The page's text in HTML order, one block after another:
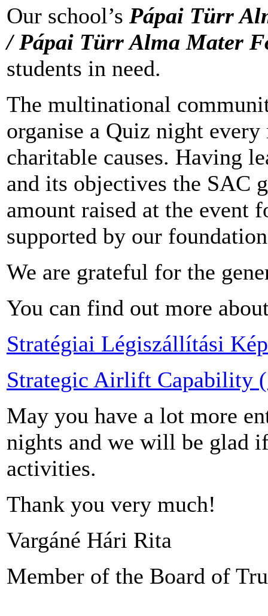
Our school’s Pápai Türr
/ Pápai Türr Alma Mater
students in need.
The multinational
organise a Quiz night
charitable causes. Having
and its objectives the SAC
amount raised at the event
supported by our
We are grateful for the
You can find out more
Stratégiai Légiszállítási
Strategic Airlift Capability
May you have a lot more
nights and we will be glad
activities.
Thank you very much!
Vargáné Hári Rita
Member of the Board of